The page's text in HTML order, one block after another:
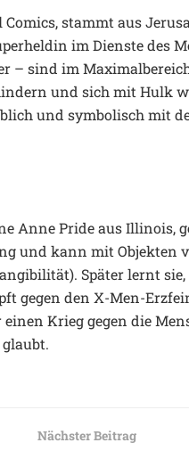
Comics, stammt aus
im Dienste des
– sind im
und sich mit Hulk
und symbolisch mit
Anne Pride aus Illinois,
und kann mit Objekten
Später lernt
gegen den X-Men-
Krieg gegen die
Nächster Beitrag